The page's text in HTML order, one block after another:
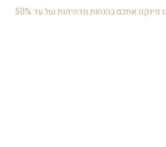
לרגל השקת האתר החדש שלנו פינקנו אתכם בהנחות מדהימות של עד 50%